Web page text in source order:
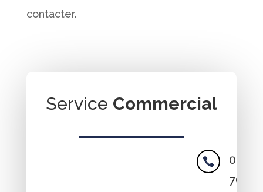
contacter.
Service Commercial

09
70